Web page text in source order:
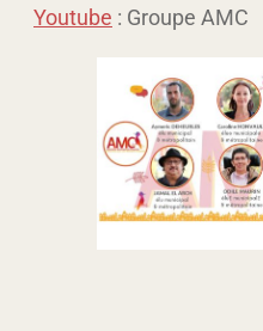
Youtube : Groupe AMC